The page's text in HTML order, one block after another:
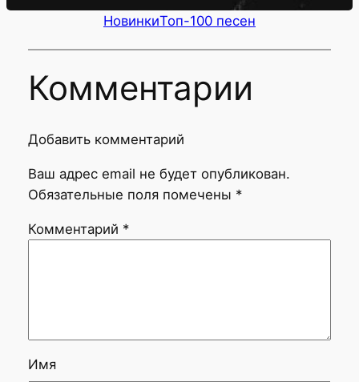
НовинкиТоп-100 песен
Комментарии
Добавить комментарий
Ваш адрес email не будет опубликован.
Обязательные поля помечены *
Комментарий *
Имя